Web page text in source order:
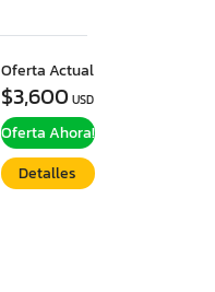
Oferta Actual
$3,600USD
Oferta Ahora!
Detalles